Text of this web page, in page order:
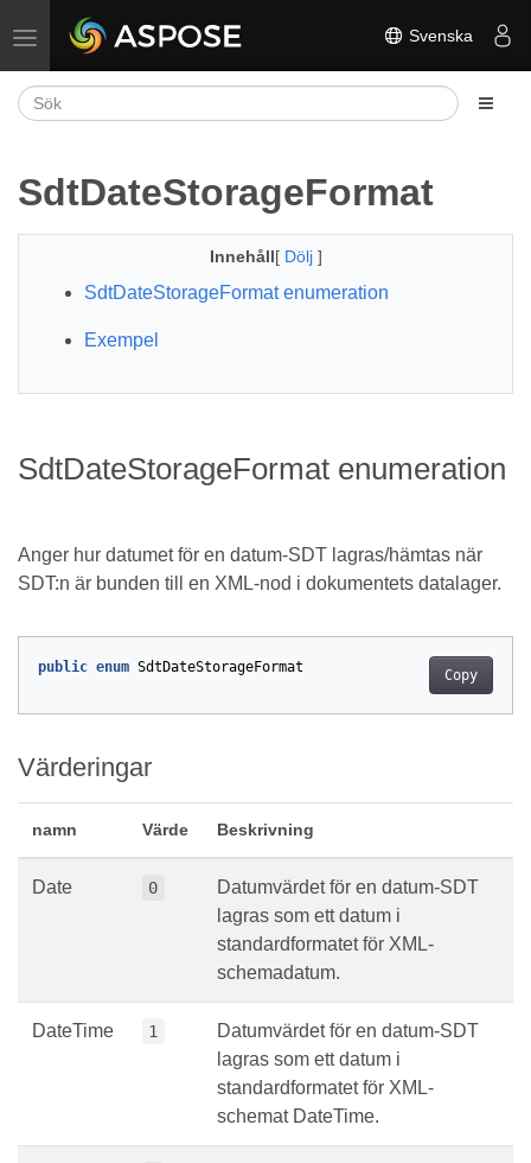
Växla navigering Svenska
SdtDateStorageFormat
Innehåll[ Dölj ]
SdtDateStorageFormat enumeration
Exempel
SdtDateStorageFormat enumeration
Anger hur datumet för en datum-SDT lagras/hämtas när
SDT:n är bunden till en XML-nod i dokumentets datalager.
Copy
public enum SdtDateStorageFormat
Värderingar
namn Värde Beskrivning
Date 0
Datumvärdet för en datum-SDT
lagras som ett datum i
standardformatet för XML-
schemadatum.
DateTime 1
Datumvärdet för en datum-SDT
lagras som ett datum i
standardformatet för XML-
schemat DateTime.